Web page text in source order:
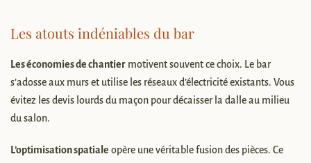
Les atouts indéniables du bar
Les économies de chantier motivent souvent ce choix. Le bar
s’adosse aux murs et utilise les réseaux d’électricité existants. Vous
évitez les devis lourds du maçon pour décaisser la dalle au milieu
du salon.
L’optimisation spatiale opère une véritable fusion des pièces. Ce